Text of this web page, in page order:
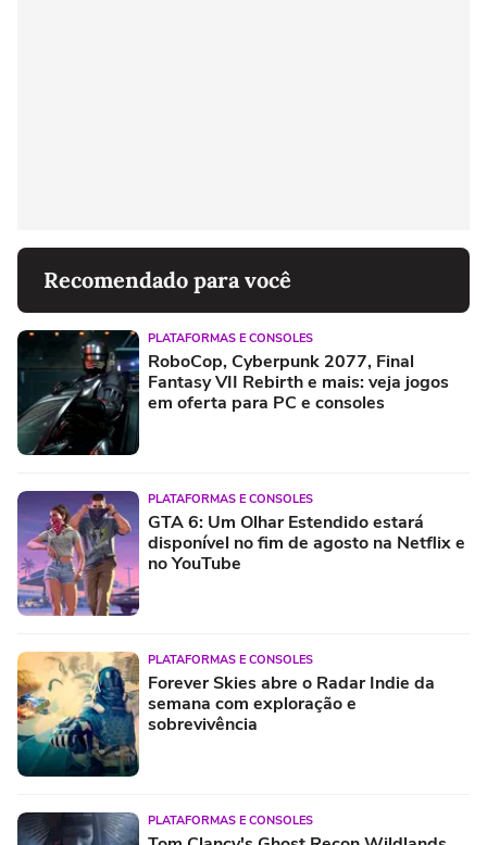
Recomendado para você
PLATAFORMAS E CONSOLES
RoboCop, Cyberpunk 2077, Final
Fantasy VII Rebirth e mais: veja jogos
em oferta para PC e consoles
PLATAFORMAS E CONSOLES
GTA 6: Um Olhar Estendido estará
disponível no fim de agosto na Netflix e
no YouTube
PLATAFORMAS E CONSOLES
Forever Skies abre o Radar Indie da
semana com exploração e
sobrevivência
PLATAFORMAS E CONSOLES